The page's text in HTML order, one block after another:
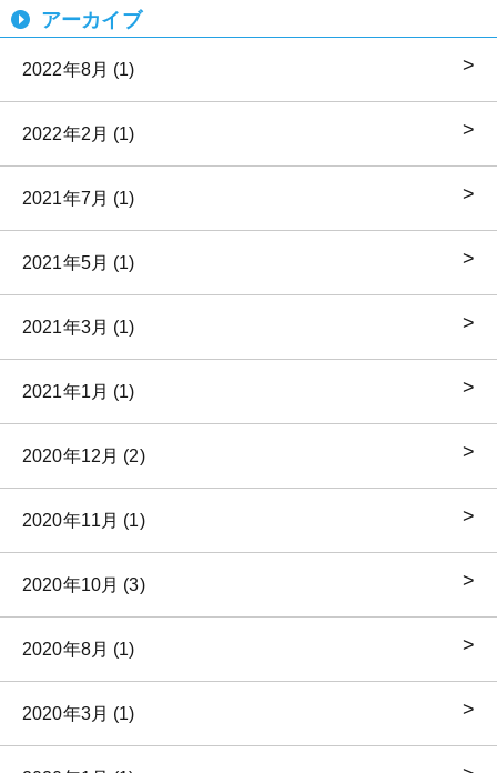
アーカイブ
2022年8月 (1)
2022年2月 (1)
2021年7月 (1)
2021年5月 (1)
2021年3月 (1)
2021年1月 (1)
2020年12月 (2)
2020年11月 (1)
2020年10月 (3)
2020年8月 (1)
2020年3月 (1)